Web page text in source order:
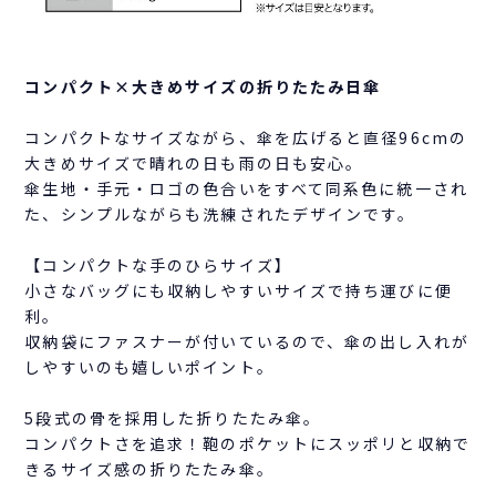
コンパクト×大きめサイズの折りたたみ日傘
コンパクトなサイズながら、傘を広げると直径96cmの
大きめサイズで晴れの日も雨の日も安心。
傘生地・手元・ロゴの色合いをすべて同系色に統一され
た、シンプルながらも洗練されたデザインです。
【コンパクトな手のひらサイズ】
小さなバッグにも収納しやすいサイズで持ち運びに便
利。
収納袋にファスナーが付いているので、傘の出し入れが
しやすいのも嬉しいポイント。
5段式の骨を採用した折りたたみ傘。
コンパクトさを追求！鞄のポケットにスッポリと収納で
きるサイズ感の折りたたみ傘。